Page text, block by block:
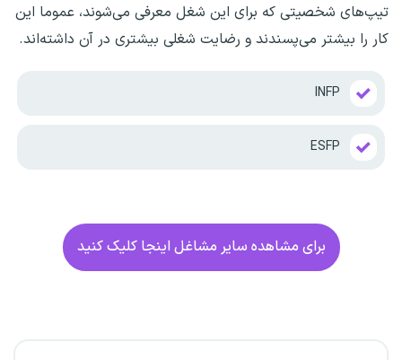
تیپ‌های شخصیتی که برای این شغل معرفی می‌شوند، عموما این
کار را بیشتر می‌پسندند و رضایت شغلی بیشتری در آن داشته‌اند.
INFP
ESFP
برای مشاهده سایر مشاغل اینجا کلیک کنید